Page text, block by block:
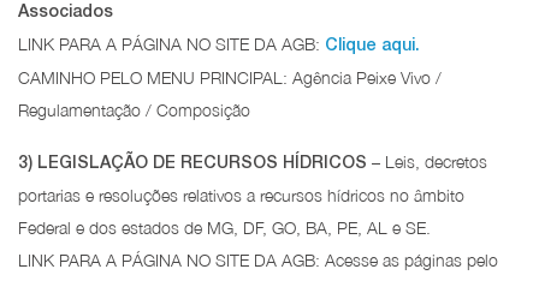
Associados
LINK PARA A PÁGINA NO SITE DA AGB: Clique aqui.
CAMINHO PELO MENU PRINCIPAL: Agência Peixe Vivo /
Regulamentação / Composição
3) LEGISLAÇÃO DE RECURSOS HÍDRICOS – Leis, decretos
portarias e resoluções relativos a recursos hídricos no âmbito
Federal e dos estados de MG, DF, GO, BA, PE, AL e SE.
LINK PARA A PÁGINA NO SITE DA AGB: Acesse as páginas pelo